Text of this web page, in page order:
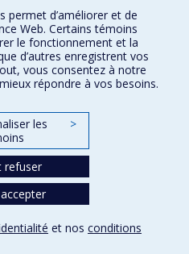
d’utilisation Paramètres des témoins
permet d’améliorer et de
Web. Certains témoins
le fonctionnement et la
d’autres enregistrent vos
vous consentez à notre
répondre à vos besoins.
les
>
refuser
et nos conditions